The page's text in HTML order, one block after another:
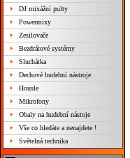
DJ mixážní pulty
Powermixy
Zesilovače
Bezdrátové systémy
Sluchátka
Dechové hudební nástroje
Housle
Mikrofony
Obaly na hudební nástoje
Vše co hledáte a nenajdete !
Světelná technika